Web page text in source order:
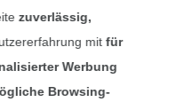
(aktuell
zuverlässig,
mitfür
Werbung
Browsing-